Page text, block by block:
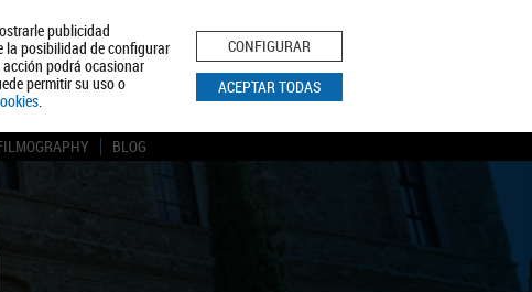
publicidad
la posibilidad de configurar
podrá ocasionar
permitir su uso o
.
CONFIGURAR
ACEPTAR TODAS
Política de Privacidad Aviso Legal Política de Cookies
BUSCAR
BLOG